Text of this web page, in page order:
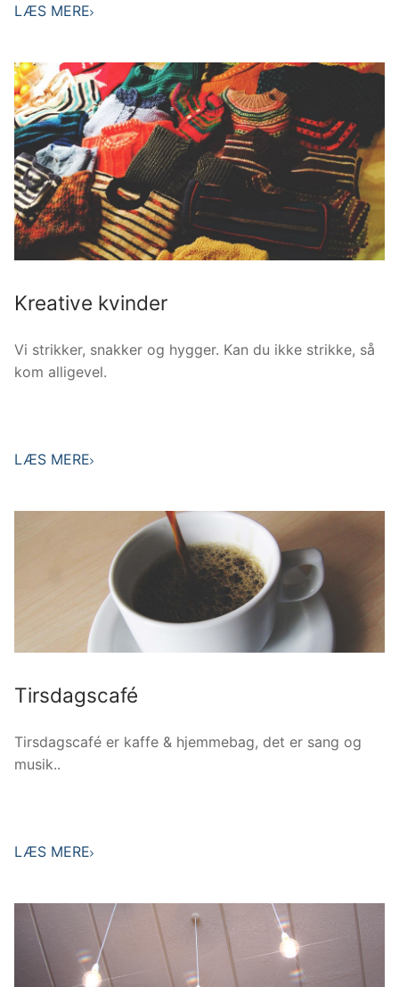
LÆS MERE
Kreative kvinder
Vi strikker, snakker og hygger. Kan du ikke strikke, så
kom alligevel.
LÆS MERE
Tirsdagscafé
Tirsdagscafé er kaffe & hjemmebag, det er sang og
musik..
LÆS MERE